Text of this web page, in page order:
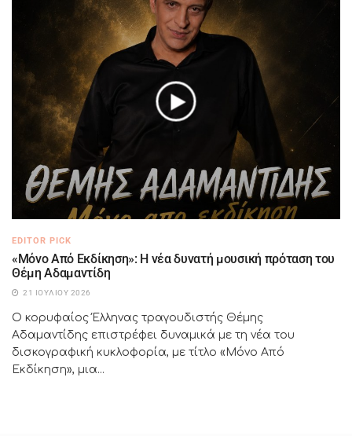
EDITOR PICK
«Μόνο Από Εκδίκηση»: Η νέα δυνατή μουσική πρόταση του
Θέμη Αδαμαντίδη
21 ΙΟΥΛΊΟΥ 2026
Ο κορυφαίος Έλληνας τραγουδιστής Θέμης
Αδαμαντίδης επιστρέφει δυναμικά με τη νέα του
δισκογραφική κυκλοφορία, με τίτλο «Μόνο Από
Εκδίκηση», μια...